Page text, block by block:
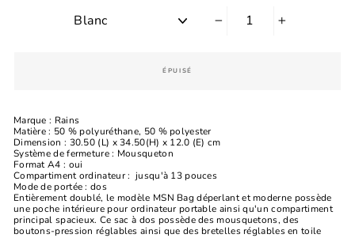
+
ÉPUISÉ
Marque : Rains
Matière : 50 % polyuréthane, 50 % polyester
Dimension : 30.50 (L) x 34.50(H) x 12.0 (E) cm
Système de fermeture : Mousqueton
Format A4 : oui
Compartiment ordinateur : jusqu'à 13 pouces
Mode de portée : dos
Entièrement doublé, le modèle MSN Bag déperlant et moderne possède
une poche intérieure pour ordinateur portable ainsi qu'un compartiment
principal spacieux. Ce sac à dos possède des mousquetons, des
boutons-pression réglables ainsi que des bretelles réglables en toile